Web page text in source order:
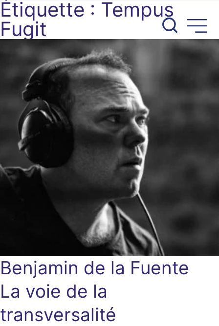
Aller
au
contenu
Étiquette : Tempus
Fugit
Benjamin de la Fuente
La voie de la
transversalité